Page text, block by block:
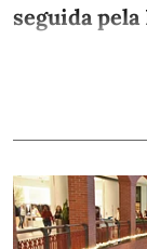
seguida pela